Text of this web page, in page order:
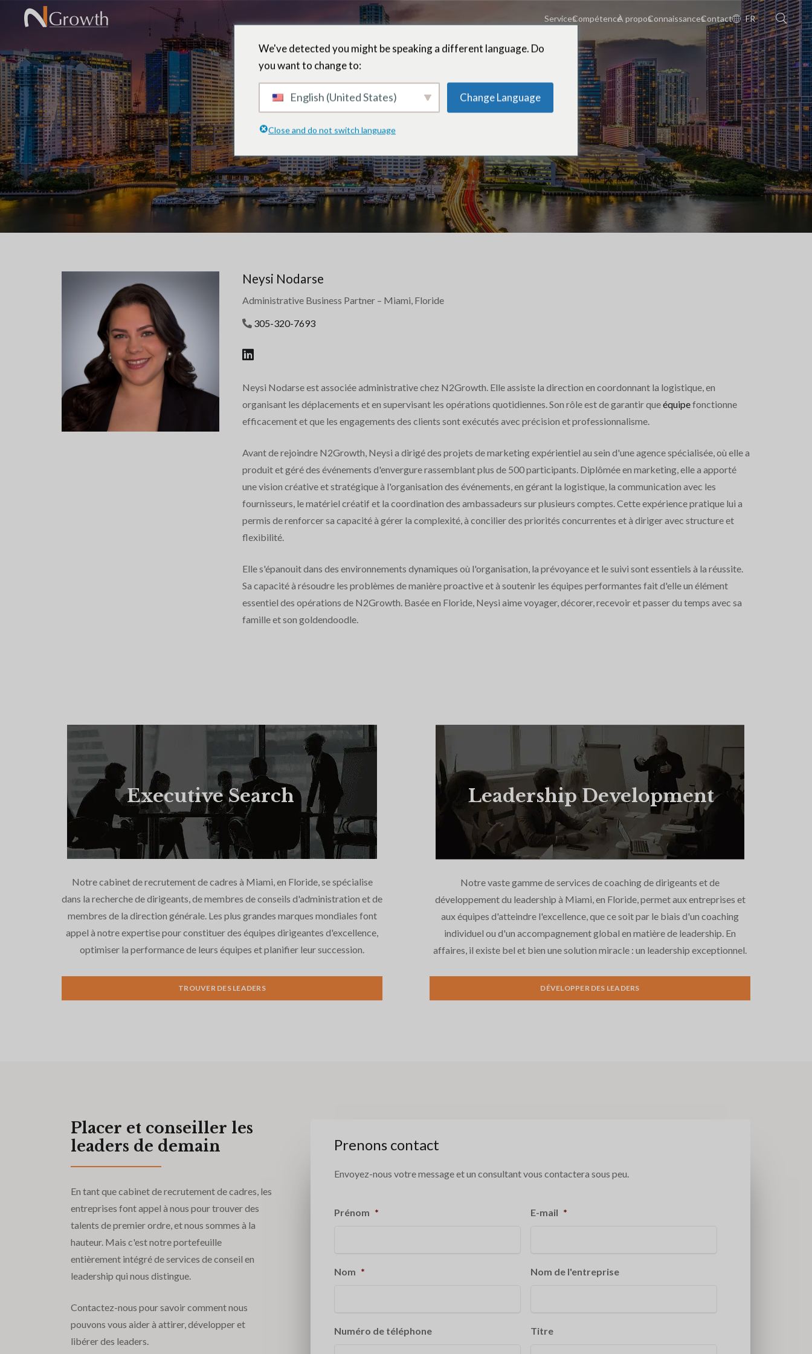
ServicesCompétenceÀ proposConnaissancesContact FR
Neysi Nodarse
Neysi Nodarse
Administrative Business Partner– Miami, Floride
305-320-7693
Neysi Nodarse est associée administrative chez N2Growth. Elle assiste la direction en coordonnant la logistique, en
organisant les déplacements et en supervisant les opérations quotidiennes. Son rôle est de garantir queéquipefonctionne
efficacement et que les engagements des clients sont exécutés avec précision et professionnalisme.
Avant de rejoindre N2Growth, Neysi a dirigé des projets de marketing expérientiel au sein d'une agence spécialisée, où elle a
produit et géré des événements d'envergure rassemblant plus de 500 participants. Diplômée en marketing, elle a apporté
une vision créative et stratégique à l'organisation des événements, en gérant la logistique, la communication avec les
fournisseurs, le matériel créatif et la coordination des ambassadeurs sur plusieurs comptes. Cette expérience pratique lui a
permis de renforcer sa capacité à gérer la complexité, à concilier des priorités concurrentes et à diriger avec structure et
flexibilité.
Elle s'épanouit dans des environnements dynamiques où l'organisation, la prévoyance et le suivi sont essentiels à la réussite.
Sa capacité à résoudre les problèmes de manière proactive et à soutenir les équipes performantes fait d'elle un élément
essentiel des opérations de N2Growth. Basée en Floride, Neysi aime voyager, décorer, recevoir et passer du temps avec sa
famille et son goldendoodle.
Executive Search
Notre cabinet de recrutement de cadres à Miami, en Floride, se spécialise
dans la recherche de dirigeants, de membres de conseils d'administration et de
membres de la direction générale. Les plus grandes marques mondiales font
appel à notre expertise pour constituer des équipes dirigeantes d'excellence,
optimiser la performance de leurs équipes et planifier leur succession.
TROUVER DES LEADERS
Leadership Development
Notre vaste gamme de services de coaching de dirigeants et de
développement du leadership à Miami, en Floride, permet aux entreprises et
aux équipes d'atteindre l'excellence, que ce soit par le biais d'un coaching
individuel ou d'un accompagnement global en matière de leadership. En
affaires, il existe bel et bien une solution miracle : un leadership exceptionnel.
DÉVELOPPER DES LEADERS
Placer et conseiller les
leaders de demain
En tant que cabinet de recrutement de cadres, les
entreprises font appel à nous pour trouver des
talents de premier ordre, et nous sommes à la
hauteur. Mais c'est notre portefeuille
entièrement intégré de services de conseil en
leadership qui nous distingue.
Contactez-nous pour savoir comment nous
pouvons vous aider à attirer, développer et
libérer des leaders.
Prenons contact
Envoyez-nous votre message et un consultant vous contactera sous peu.
Prénom *
Nom *
Numéro de téléphone
E-mail *
Nom de l'entreprise
Titre
We've detected you might be speaking a different language. Do
you want to change to:
English (United States) Change Language
Close and do not switch language